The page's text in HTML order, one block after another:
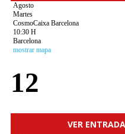
Agosto
Martes
CosmoCaixa Barcelona
10:30 H
Barcelona
mostrar mapa
12
VER